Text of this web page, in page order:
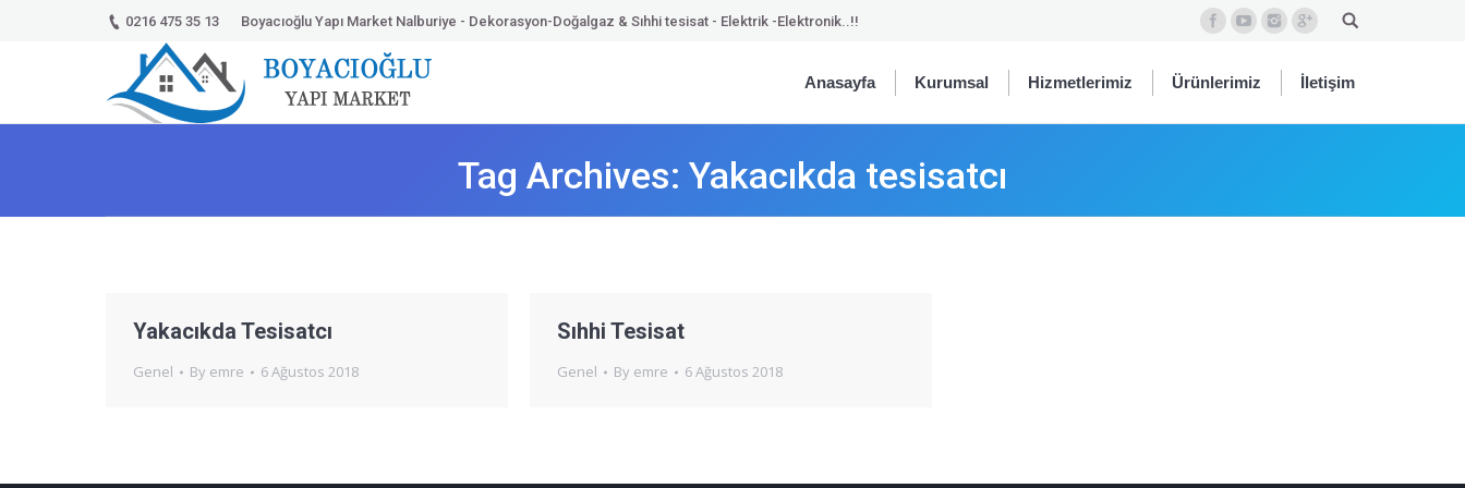
0216 475 35 13 Boyacıoğlu Yapı Market Nalburiye - Dekorasyon-Doğalgaz & Sıhhi tesisat - Elektrik -Elektronik..!!
Anasayfa Kurumsal Hizmetlerimiz Ürünlerimiz İletişim
Tag Archives: Yakacıkda tesisatcı
Yakacıkda Tesisatcı
Genel By emre 6 Ağustos 2018
Sıhhi Tesisat
Genel By emre 6 Ağustos 2018